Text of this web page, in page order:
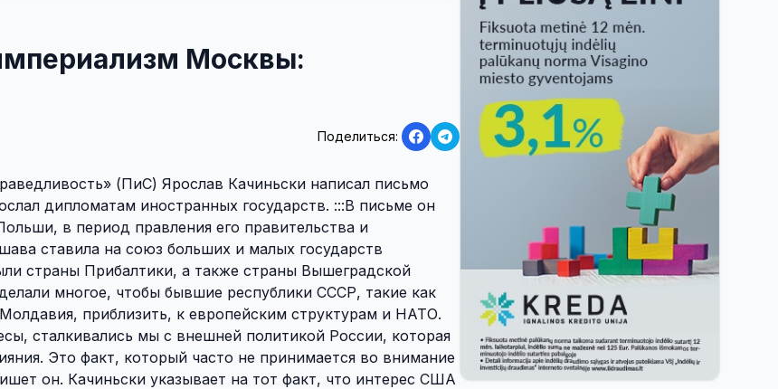
Москвы:
Поделиться:
(ПиС) Ярослав Качиньски написал письмо
дипломатам иностранных государств. :::В письме он
в период правления его правительства и
ставила на союз больших и малых государств
страны Прибалтики, а также страны Вышеградской
многое, чтобы бывшие республики СССР, такие как
приблизить, к европейским структурам и НАТО.
сталкивались мы с внешней политикой России, которая
Это факт, который часто не принимается во внимание
он. Качиньски указывает на тот факт, что интерес США